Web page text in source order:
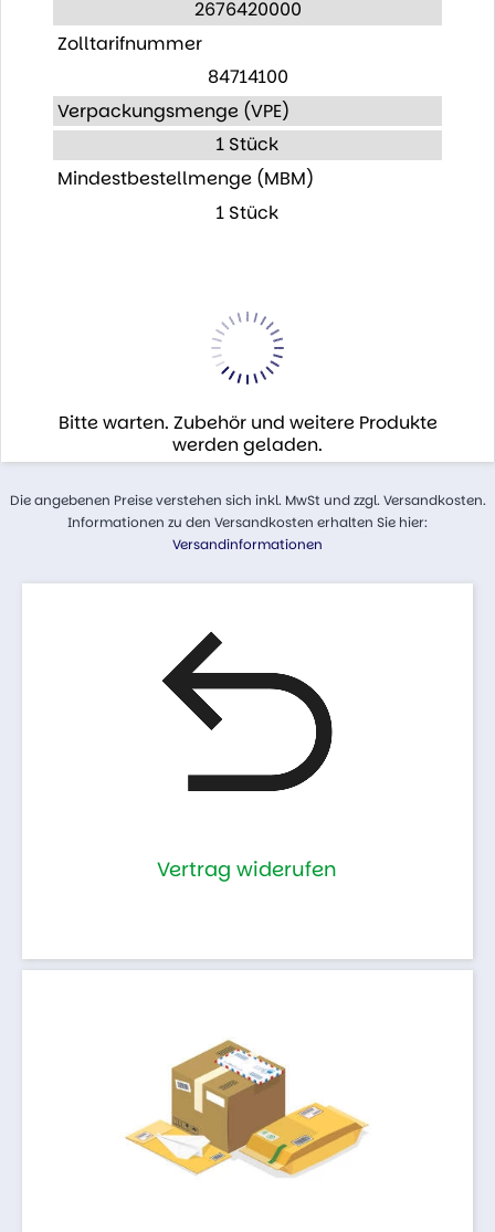
2676420000
Zolltarifnummer
84714100
Verpackungsmenge (VPE)
1 Stück
Mindestbestellmenge (MBM)
1 Stück
Bitte warten. Zubehör und weitere Produkte
werden geladen.
Die angebenen Preise verstehen sich inkl. MwSt und zzgl. Versandkosten.
Informationen zu den Versandkosten erhalten Sie hier:
Versandinformationen
Vertrag widerufen